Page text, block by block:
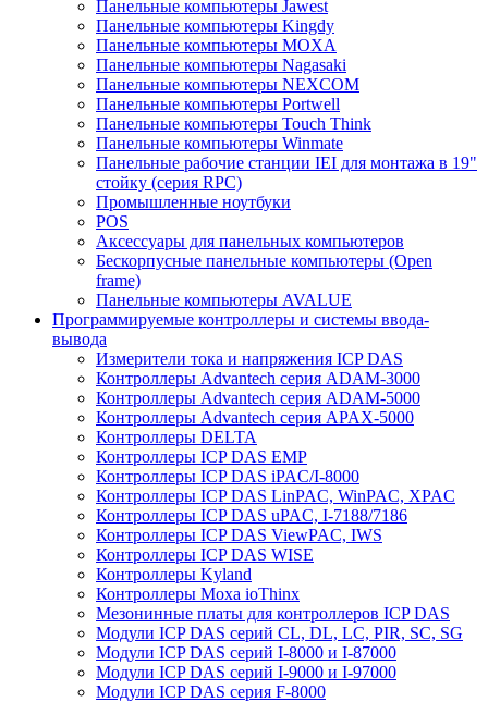
Панельные компьютеры Jawest
Панельные компьютеры Kingdy
Панельные компьютеры MOXA
Панельные компьютеры Nagasaki
Панельные компьютеры NEXCOM
Панельные компьютеры Portwell
Панельные компьютеры Touch Think
Панельные компьютеры Winmate
Панельные рабочие станции IEI для монтажа в 19"
стойку (серия RPC)
Промышленные ноутбуки
POS
Аксессуары для панельных компьютеров
Бескорпусные панельные компьютеры (Open
frame)
Панельные компьютеры AVALUE
Программируемые контроллеры и системы ввода-
вывода
Измерители тока и напряжения ICP DAS
Контроллеры Advantech серия ADAM-3000
Контроллеры Advantech серия ADAM-5000
Контроллеры Advantech серия APAX-5000
Контроллеры DELTA
Контроллеры ICP DAS EMP
Контроллеры ICP DAS iPAC/I-8000
Контроллеры ICP DAS LinPAC, WinPAC, XPAC
Контроллеры ICP DAS uPAC, I-7188/7186
Контроллеры ICP DAS ViewPAC, IWS
Контроллеры ICP DAS WISE
Контроллеры Kyland
Контроллеры Moxa ioThinx
Мезонинные платы для контроллеров ICP DAS
Модули ICP DAS серий CL, DL, LC, PIR, SC, SG
Модули ICP DAS серий I-8000 и I-87000
Модули ICP DAS серий I-9000 и I-97000
Модули ICP DAS серия F-8000